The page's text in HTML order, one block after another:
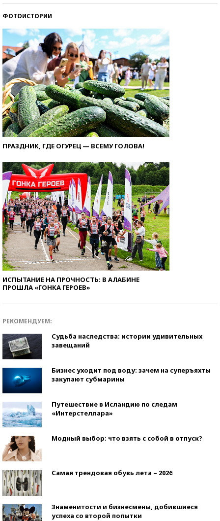
ФОТОИСТОРИИ
ПРАЗДНИК, ГДЕ ОГУРЕЦ — ВСЕМУ ГОЛОВА!
ИСПЫТАНИЕ НА ПРОЧНОСТЬ: В АЛАБИНЕ
ПРОШЛА «ГОНКА ГЕРОЕВ»
РЕКОМЕНДУЕМ:
Судьба наследства: истории удивительных
завещаний
Бизнес уходит под воду: зачем на суперъяхты
закупают субмарины
Путешествие в Исландию по следам
«Интерстеллара»
Модный выбор: что взять с собой в отпуск?
Самая трендовая обувь лета – 2026
Знаменитости и бизнесмены, добившиеся
успеха со второй попытки